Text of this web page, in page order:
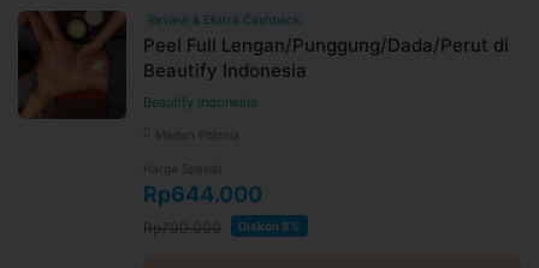
Review & Ekstra Cashback
Peel Full Lengan/Punggung/Dada/Perut di
Beautify Indonesia
Beautify Indonesia
Medan Polonia
Harga Spesial
Rp644.000
Rp700.000 Diskon 8%